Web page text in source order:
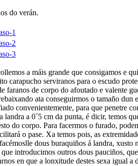
do verán.
a máis grande que consigamos e
carapucho serviranos para o escudo
faranos de corpo do afoutado e valente
ata conseguirmos o tamaño dun
convenientemente, para que penetre
landra a 0´5 cm da punta, é dicir, temos
do corpo. Para facermos o furado,
o pase. Xa temos pois, as
dous buraquiños á landra, xusto
introducimos outros dous pauciños,
en que a lonxitude destes sexa igual a